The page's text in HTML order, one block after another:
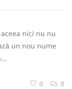
nici nu nu
un nou nume
0 0